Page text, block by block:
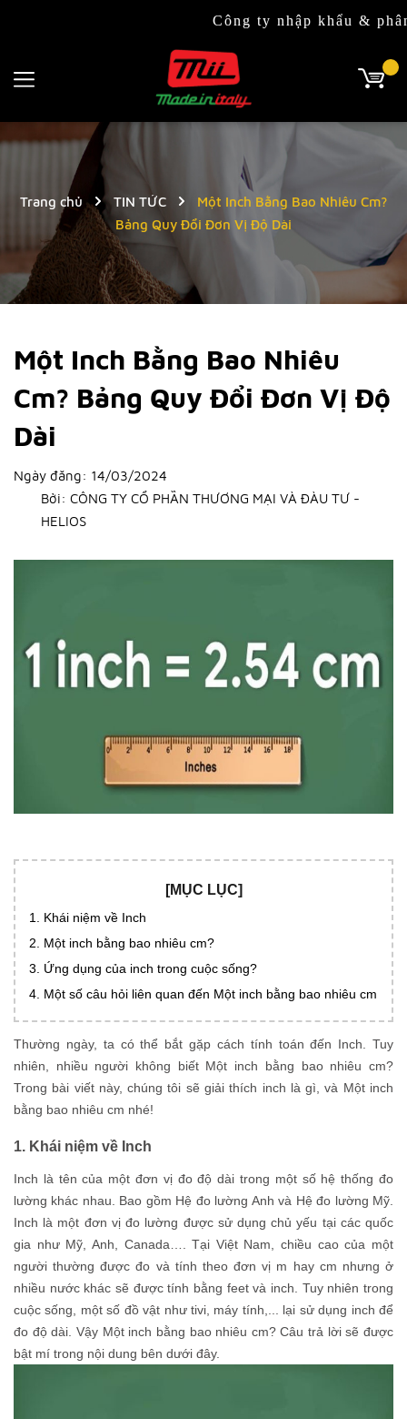
Công ty nhập khẩu & phân
Trang chủ TIN TỨC
Một Inch Bằng Bao Nhiêu Cm?
Bảng Quy Đổi Đơn Vị Độ Dài
Một Inch Bằng Bao Nhiêu
Cm? Bảng Quy Đổi Đơn Vị Độ
Dài
Ngày đăng: 14/03/2024
Bởi: CÔNG TY CỔ PHẦN THƯƠNG MẠI VÀ ĐÀU TƯ -
HELIOS
[MỤC LỤC]
1. Khái niệm về Inch
2. Một inch bằng bao nhiêu cm?
3. Ứng dụng của inch trong cuộc sống?
4. Một số câu hỏi liên quan đến Một inch bằng bao nhiêu cm
Thường ngày, ta có thể bắt gặp cách tính toán đến Inch. Tuy
nhiên, nhiều người không biết Một inch bằng bao nhiêu cm?
Trong bài viết này, chúng tôi sẽ giải thích inch là gì, và Một inch
bằng bao nhiêu cm nhé!
1. Khái niệm về Inch
Inch là tên của một đơn vị đo độ dài trong một số hệ thống đo
lường khác nhau. Bao gồm Hệ đo lường Anh và Hệ đo lường Mỹ.
Inch là một đơn vị đo lường được sử dụng chủ yếu tại các quốc
gia như Mỹ, Anh, Canada…. Tại Việt Nam, chiều cao của một
người thường được đo và tính theo đơn vị m hay cm nhưng ở
nhiều nước khác sẽ được tính bằng feet và inch. Tuy nhiên trong
cuộc sống, một số đồ vật như tivi, máy tính,... lại sử dụng inch để
đo độ dài. Vậy Một inch bằng bao nhiêu cm? Câu trả lời sẽ được
bật mí trong nội dung bên dưới đây.